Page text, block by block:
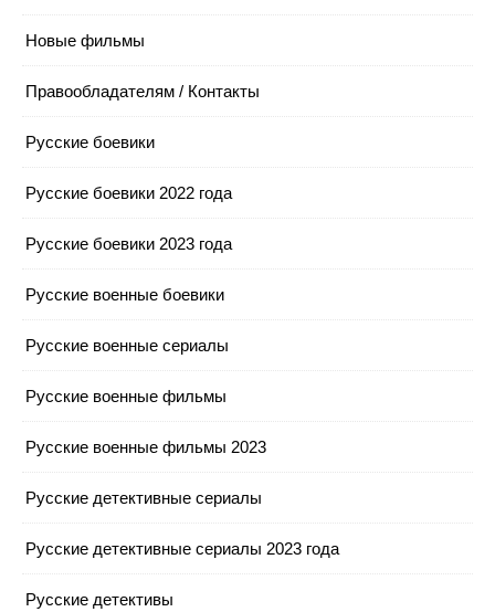
Новые фильмы
Правообладателям / Контакты
Русские боевики
Русские боевики 2022 года
Русские боевики 2023 года
Русские военные боевики
Русские военные сериалы
Русские военные фильмы
Русские военные фильмы 2023
Русские детективные сериалы
Русские детективные сериалы 2023 года
Русские детективы